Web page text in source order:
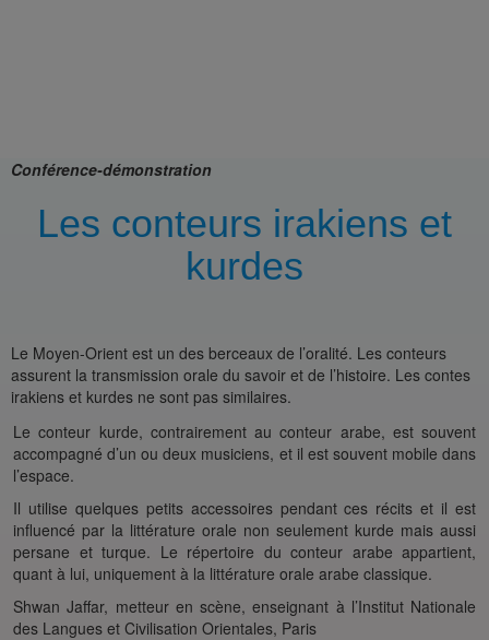
Conférence-démonstration
Les conteurs irakiens et
kurdes
Le Moyen-Orient est un des berceaux de l’oralité. Les conteurs
assurent la transmission orale du savoir et de l’histoire. Les contes
irakiens et kurdes ne sont pas similaires.
Le conteur kurde, contrairement au conteur arabe, est souvent
accompagné d’un ou deux musiciens, et il est souvent mobile dans
l’espace.
Il utilise quelques petits accessoires pendant ces récits et il est
influencé par la littérature orale non seulement kurde mais aussi
persane et turque. Le répertoire du conteur arabe appartient,
quant à lui, uniquement à la littérature orale arabe classique.
Shwan Jaffar, metteur en scène, enseignant à l’Institut Nationale
des Langues et Civilisation Orientales, Paris